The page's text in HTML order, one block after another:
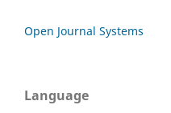
Open Journal Systems
Language